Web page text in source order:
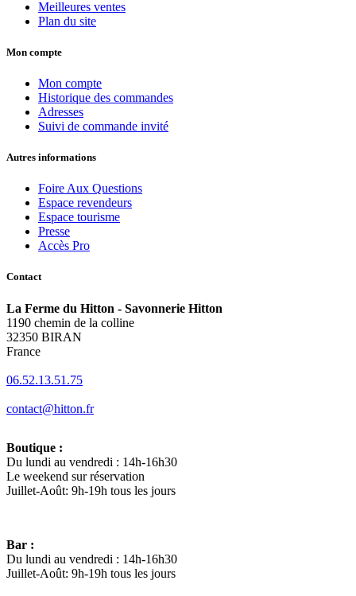
Meilleures ventes
Plan du site
Mon compte
Mon compte
Historique des commandes
Adresses
Suivi de commande invité
Autres informations
Foire Aux Questions
Espace revendeurs
Espace tourisme
Presse
Accès Pro
Contact
La Ferme du Hitton - Savonnerie Hitton
1190 chemin de la colline
32350 BIRAN
France
06.52.13.51.75
contact@hitton.fr
Boutique :
Du lundi au vendredi : 14h-16h30
Le weekend sur réservation
Juillet-Août: 9h-19h tous les jours
Bar :
Du lundi au vendredi : 14h-16h30
Juillet-Août: 9h-19h tous les jours